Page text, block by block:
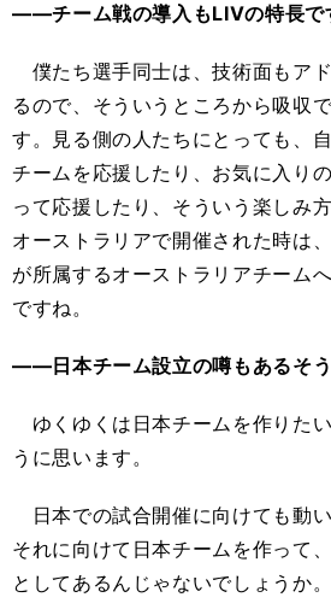
――チーム戦の導入もLIVの特長で
僕たち選手同士は、技術面もア
るので、そういうところから吸収
す。見る側の人たちにとっても、
チームを応援したり、お気に入り
って応援したり、そういう楽しみ
オーストラリアで開催された時は
が所属するオーストラリアチーム
ですね。
――日本チーム設立の噂もあるそう
ゆくゆくは日本チームを作りた
うに思います。
日本での試合開催に向けても動い
それに向けて日本チームを作って
としてあるんじゃないでしょうか。